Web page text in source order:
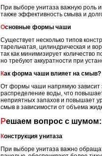
При выборе унитаза важную роль
также эффективность смыва и
Основные формы чаши
Существует несколько типов
тарельчатая, цилиндрическая и
так как минимизирует
но требуют аккуратности при
Как форма чаши влияет на смыв?
От формы чаши напрямую зависит
распределение воды, что
неприятных запахов и повышает
смыв в зависимости от объема
Решаем вопрос с
Конструкция унитаза
При выборе унитаза важно